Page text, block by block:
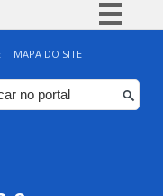
Simplifique!
Comunica BR
Participe
MAPA DO SITE